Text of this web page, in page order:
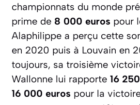
championnats du monde
prime de 8 000 euros pour
Alaphilippe a perçu cette
en 2020 puis à Louvain en
toujours, sa troisième
Wallonne lui rapporte 16
16 000 euros pour la